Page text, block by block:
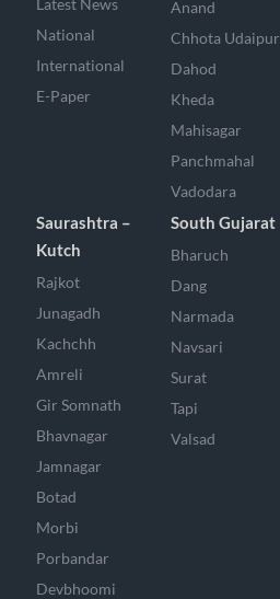
Latest News
National
International
E-Paper
Anand
Chhota Udaipur
Dahod
Kheda
Mahisagar
Panchmahal
Vadodara
Saurashtra –
Kutch
Rajkot
Junagadh
Kachchh
Amreli
Gir Somnath
Bhavnagar
Jamnagar
Botad
Morbi
Porbandar
Devbhoomi
South Gujarat
Bharuch
Dang
Narmada
Navsari
Surat
Tapi
Valsad